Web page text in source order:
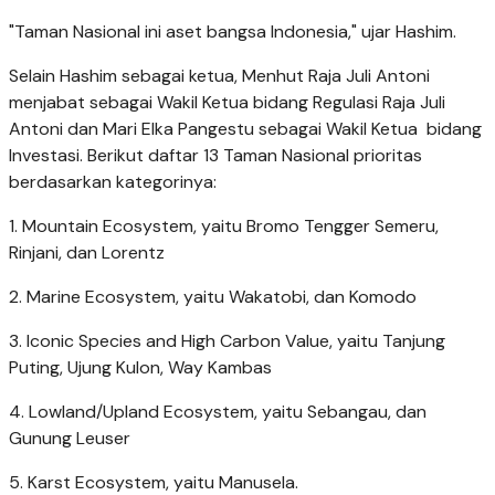
"Taman Nasional ini aset bangsa Indonesia," ujar Hashim.
Selain Hashim sebagai ketua, Menhut Raja Juli Antoni
menjabat sebagai Wakil Ketua bidang Regulasi Raja Juli
Antoni dan Mari Elka Pangestu sebagai Wakil Ketua bidang
Investasi. Berikut daftar 13 Taman Nasional prioritas
berdasarkan kategorinya:
1. Mountain Ecosystem, yaitu Bromo Tengger Semeru,
Rinjani, dan Lorentz
2. Marine Ecosystem, yaitu Wakatobi, dan Komodo
3. Iconic Species and High Carbon Value, yaitu Tanjung
Puting, Ujung Kulon, Way Kambas
4. Lowland/Upland Ecosystem, yaitu Sebangau, dan
Gunung Leuser
5. Karst Ecosystem, yaitu Manusela.